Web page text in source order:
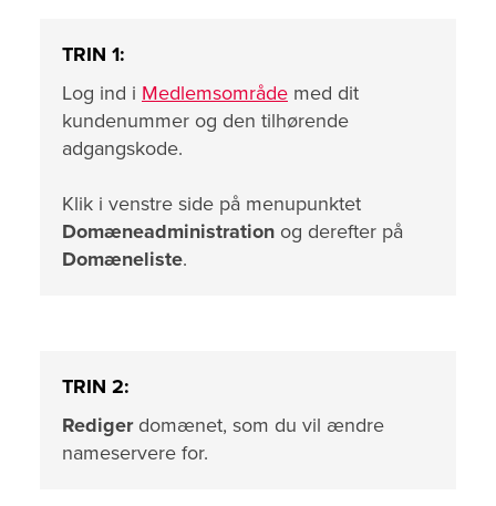
TRIN 1:
Log ind i Medlemsområde med dit
kundenummer og den tilhørende
adgangskode.
Klik i venstre side på menupunktet
Domæneadministration og derefter på
Domæneliste.
TRIN 2:
Redigerdomænet, som du vil ændre
nameservere for.